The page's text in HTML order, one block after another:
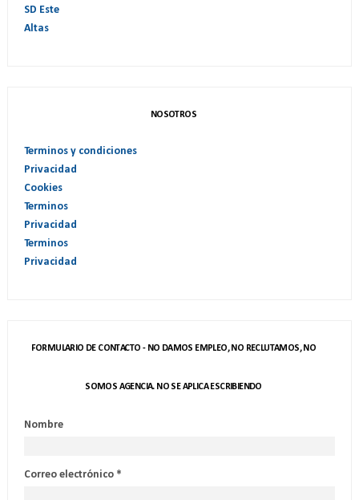
SD Este
Altas
NOSOTROS
Terminos y condiciones
Privacidad
Cookies
Terminos
Privacidad
Terminos
Privacidad
FORMULARIO DE CONTACTO - NO DAMOS EMPLEO, NO RECLUTAMOS, NO
SOMOS AGENCIA. NO SE APLICA ESCRIBIENDO
Nombre
Correo electrónico *